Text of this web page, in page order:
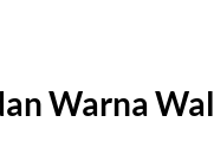
Warna